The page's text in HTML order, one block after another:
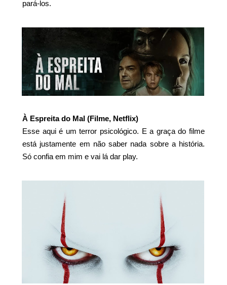
pará-los.
À Espreita do Mal (Filme, Netflix)
Esse aqui é um terror psicológico. E a graça do filme
está justamente em não saber nada sobre a história.
Só confia em mim e vai lá dar play.